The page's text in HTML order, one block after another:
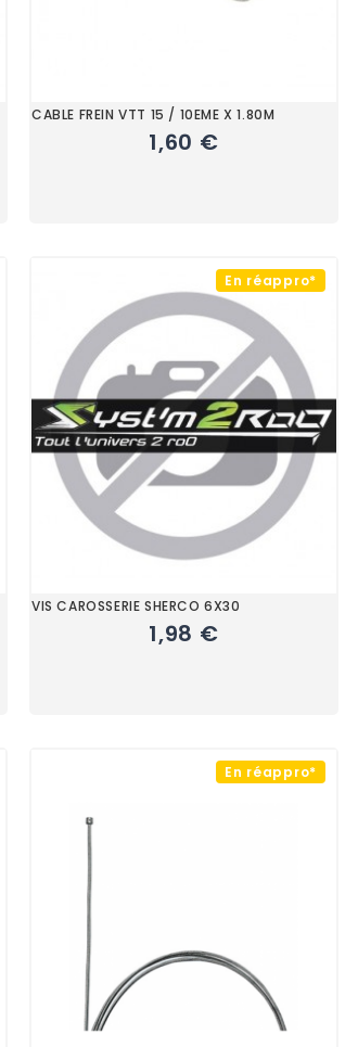
CABLE FREIN VTT 15 / 10EME X 1.80M
1,60 €
En réappro*
VIS CAROSSERIE SHERCO 6X30
1,98 €
En réappro*